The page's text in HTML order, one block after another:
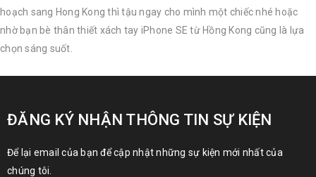
hoạch sang Hong Kong thì tậu ngay cho mình một chiếc nhé hoặc
nhờ bạn bè thân thiết xách tay iPhone SE từ Hồng Kong cũng là lựa
chọn sáng suốt.
ĐĂNG KÝ NHẬN THÔNG TIN SỰ KIỆN
Để lại email của bạn để cập nhật những sự kiện mới nhất của
chúng tôi.